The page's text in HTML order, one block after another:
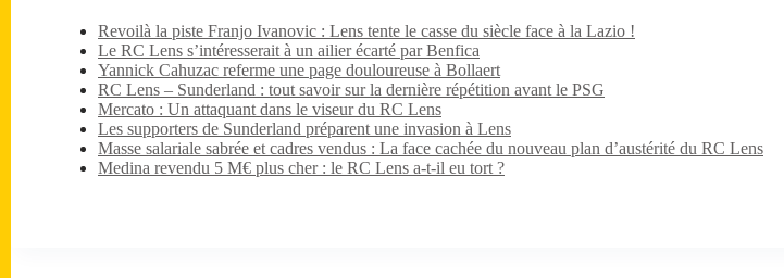
Revoilà la piste Franjo Ivanovic : Lens tente le casse du siècle face à la Lazio !
Le RC Lens s’intéresserait à un ailier écarté par Benfica
Yannick Cahuzac referme une page douloureuse à Bollaert
RC Lens – Sunderland : tout savoir sur la dernière répétition avant le PSG
Mercato : Un attaquant dans le viseur du RC Lens
Les supporters de Sunderland préparent une invasion à Lens
Masse salariale sabrée et cadres vendus : La face cachée du nouveau plan d’austérité du RC Lens
Medina revendu 5 M€ plus cher : le RC Lens a-t-il eu tort ?